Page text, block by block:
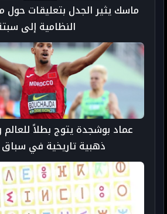
ماسك يثير الجدل بتعليقات حول
النظامية إلى
عماد بوشجدة يتوج بطلاً
ذهبية تاريخية في سباق 800